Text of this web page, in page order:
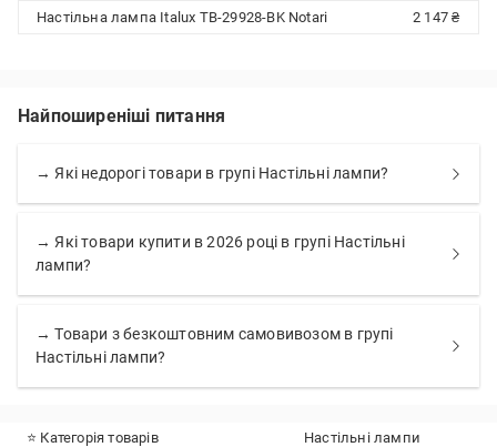
Настільна лампа Italux TB-29928-BK Notari
2 147 ₴
Найпоширеніші питання
→ Які недорогі товари в групі Настільні лампи?
→ Які товари купити в 2026 році в групі Настільні
лампи?
→ Товари з безкоштовним самовивозом в групі
Настільні лампи?
⭐ Категорія товарів Настільні лампи